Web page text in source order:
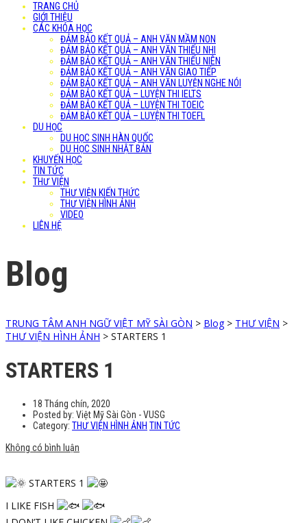
TRANG CHỦ
GIỚI THIỆU
CÁC KHÓA HỌC
ĐẢM BẢO KẾT QUẢ – ANH VĂN MẦM NON
ĐẢM BẢO KẾT QUẢ – ANH VĂN THIẾU NHI
ĐẢM BẢO KẾT QUẢ – ANH VĂN THIẾU NIÊN
ĐẢM BẢO KẾT QUẢ – ANH VĂN GIAO TIẾP
ĐẢM BẢO KẾT QUẢ – ANH VĂN LUYỆN NGHE NÓI
ĐẢM BẢO KẾT QUẢ – LUYỆN THI IELTS
ĐẢM BẢO KẾT QUẢ – LUYỆN THI TOEIC
ĐẢM BẢO KẾT QUẢ – LUYỆN THI TOEFL
DU HỌC
DU HỌC SINH HÀN QUỐC
DU HỌC SINH NHẬT BẢN
KHUYẾN HỌC
TIN TỨC
THƯ VIỆN
THƯ VIỆN KIẾN THỨC
THƯ VIỆN HÌNH ẢNH
VIDEO
LIÊN HỆ
Blog
TRUNG TÂM ANH NGỮ VIỆT MỸ SÀI GÒN > Blog> THƯ VIỆN >
THƯ VIỆN HÌNH ẢNH > STARTERS 1
STARTERS 1
18 Tháng chín, 2020
Posted by: Việt Mỹ Sài Gòn - VUSG
Category: THƯ VIỆN HÌNH ẢNH TIN TỨC
Không có bình luận
STARTERS 1
I LIKE FISH